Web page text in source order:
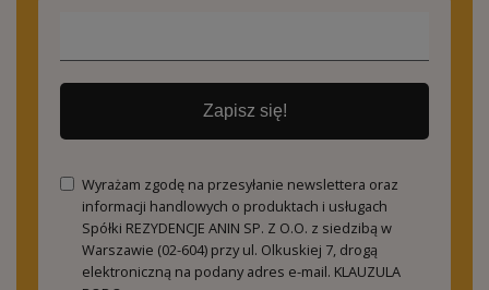
Zapisz się!
Wyrażam zgodę na przesyłanie newslettera oraz
informacji handlowych o produktach i usługach
Spółki REZYDENCJE ANIN SP. Z O.O. z siedzibą w
Warszawie (02-604) przy ul. Olkuskiej 7, drogą
elektroniczną na podany adres e-mail. KLAUZULA